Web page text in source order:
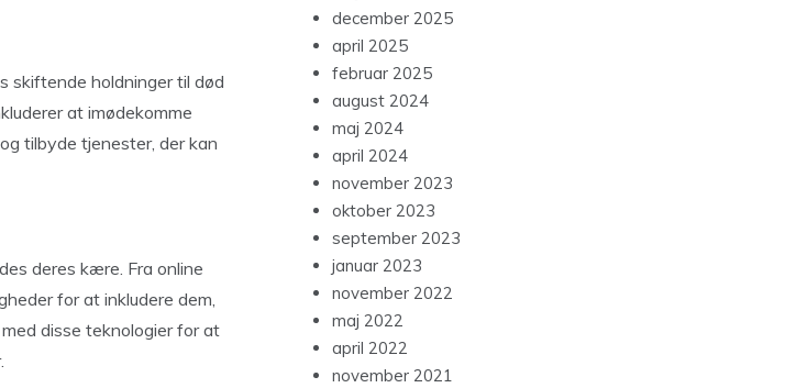
skiftende holdninger til død
at imødekomme
tilbyde tjenester, der kan
deres kære. Fra online
for at inkludere dem,
disse teknologier for at
december 2025
april 2025
februar 2025
august 2024
maj 2024
april 2024
november 2023
oktober 2023
september 2023
januar 2023
november 2022
maj 2022
april 2022
november 2021